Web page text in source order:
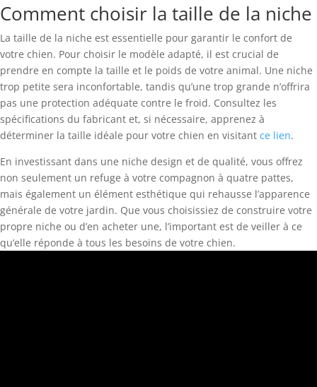
Comment choisir la taille de la niche
La taille de la niche est essentielle pour garantir le confort de
votre chien. Pour choisir le modèle adapté, il est crucial de
prendre en compte la taille et le poids de votre animal. Une niche
trop petite sera inconfortable, tandis qu’une trop grande n’offrira
pas une protection adéquate contre le froid. Consultez les
spécifications du fabricant et, si nécessaire, apprenez à
déterminer la taille idéale pour votre chien en visitant ce lien.
En investissant dans une niche design et de qualité, vous offrez
non seulement un refuge à votre compagnon à quatre pattes,
mais également un élément esthétique qui rehausse l’apparence
générale de votre jardin. Que vous choisissiez de construire votre
propre niche ou d’en acheter une, l’important est de veiller à ce
qu’elle réponde à tous les besoins de votre chien.